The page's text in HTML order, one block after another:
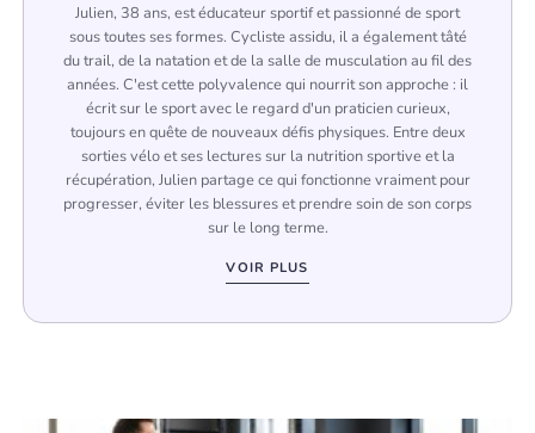
Julien, 38 ans, est éducateur sportif et passionné de sport
sous toutes ses formes. Cycliste assidu, il a également tâté
du trail, de la natation et de la salle de musculation au fil des
années. C'est cette polyvalence qui nourrit son approche : il
écrit sur le sport avec le regard d'un praticien curieux,
toujours en quête de nouveaux défis physiques. Entre deux
sorties vélo et ses lectures sur la nutrition sportive et la
récupération, Julien partage ce qui fonctionne vraiment pour
progresser, éviter les blessures et prendre soin de son corps
sur le long terme.
VOIR PLUS